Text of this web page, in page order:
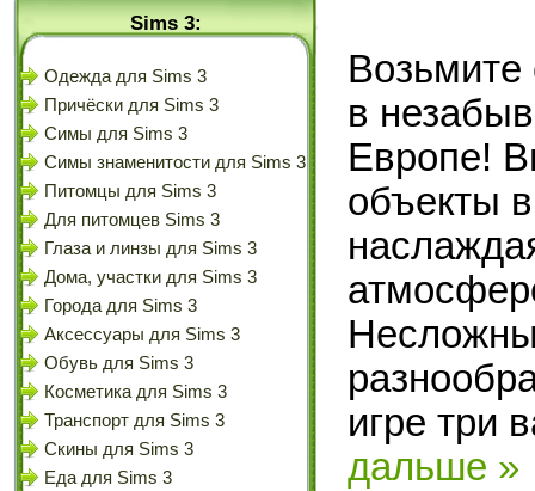
Sims 3:
Одежда для Sims 3
Причёски для Sims 3
Симы для Sims 3
Симы знаменитости для Sims 3
Питомцы для Sims 3
Для питомцев Sims 3
Глаза и линзы для Sims 3
Дома, участки для Sims 3
Города для Sims 3
Аксессуары для Sims 3
Обувь для Sims 3
Косметика для Sims 3
Транспорт для Sims 3
Скины для Sims 3
Еда для Sims 3
Возьмите
в
Европе!
объекты
игре три
дальше »